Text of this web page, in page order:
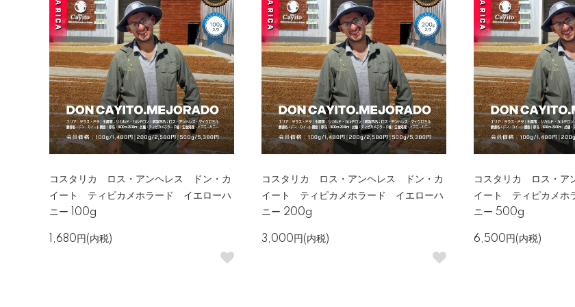
コスタリカ ロス・アンヘレス ドン・カ
イート ティピカメホラード イエローハ
ニー 100g
1,680円(内税)
コスタリカ ロス・アンヘレス ドン・カ
イート ティピカメホラード イエローハ
ニー 200g
3,000円(内税)
コスタリカ ロス・ア
イート ティピカメホ
ニー 500g
6,500円(内税)